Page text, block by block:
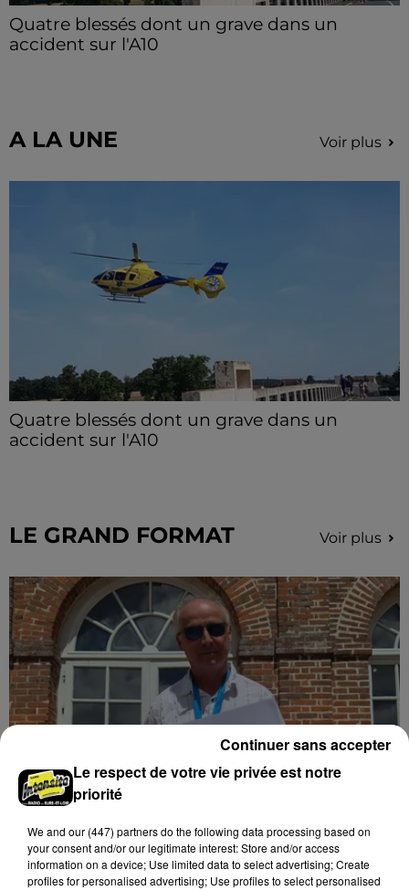
Quatre blessés dont un grave dans un
accident sur l'A10
A LA UNE Voir plus
Quatre blessés dont un grave dans un
accident sur l'A10
LE GRAND FORMAT Voir plus
les ambitions d'un...
À quelques semaines de la première édition de
Stars'Terre, organisée du 18 au 20 septembre 2026 au
Le respect de votre vie privée est notre
priorité
We and our (447) partnersdo the following data processing based on
your consent and/or our legitimate interest: Store and/or access
information on a device; Use limited data to select advertising; Create
profiles for personalised advertising; Use profiles to select personalised
Continuer sans accepter